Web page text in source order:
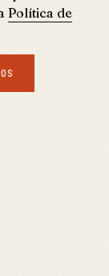
Política de